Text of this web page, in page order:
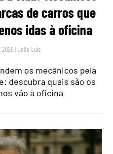
de carros que
idas à oficina
2026 |João Luís
os mecânicos pela
descubra quais são os
vão à oficina